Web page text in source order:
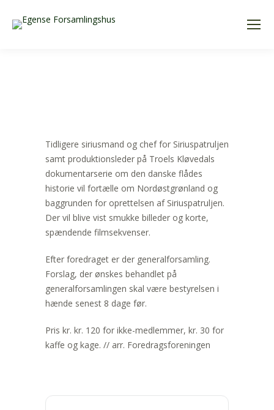
Tidligere siriusmand og chef for Siriuspatruljen
samt produktionsleder på Troels Kløvedals
dokumentarserie om den danske flådes
historie vil fortælle om Nordøstgrønland og
baggrunden for oprettelsen af Siriuspatruljen.
Der vil blive vist smukke billeder og korte,
spændende filmsekvenser.
Efter foredraget er der generalforsamling.
Forslag, der ønskes behandlet på
generalforsamlingen skal være bestyrelsen i
hænde senest 8 dage før.
Pris kr. kr. 120 for ikke-medlemmer, kr. 30 for
kaffe og kage. // arr. Foredragsforeningen